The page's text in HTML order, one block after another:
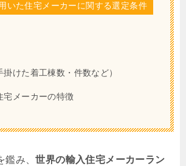
いた住宅メーカーに関する選定条件
けた着工棟数・件数など）
宅メーカーの特徴
鑑み、世界の輸入住宅メーカーラン